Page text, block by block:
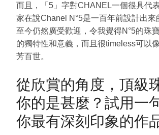
而且，「5」字對CHANEL一個很具代
家在說Chanel N°5是一百年前設計出來
至今仍然廣受歡迎，令我覺得N°5的珠
的獨特性和意義，而且很timeless可以
芳百世。
從欣賞的角度，頂級
你的是甚麼？試用一
你最有深刻印象的作